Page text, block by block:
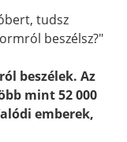
tudsz
beszélsz?"
beszélek. Az
mint 52 000
emberek,